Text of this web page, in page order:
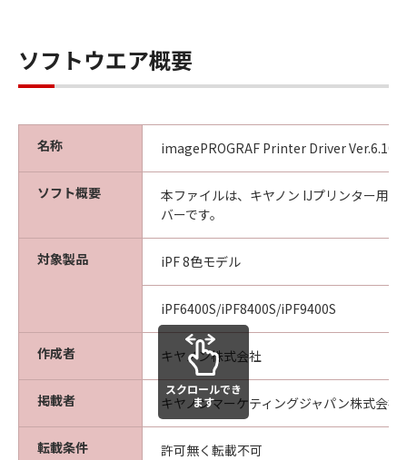
特定の目的への適合性の保証を含め、いかなる
保証も、明示たると黙示たるとを問わず一切し
(2) キヤノン、キヤノンの関連会社、それらの販
売代理店及び販売店は、「許諾ソフトウエア」
の使用または使用不能から生ずるいかなる損害
（逸失利益及びその他の派生的または付随的な
損害を含むがこれらに限定されない）につい
て、一切の責任を負わないものとします。例
え、キヤノン、キヤノンの関連会社、それらの
販売代理店及び販売店がかかる損害の可能性に
ついて知らされていた場合でも同様です。
(3) キヤノン、キヤノンの関連会社、それらの販
売代理店及び販売店は、「本ソフトウエア」の
使用に起因または関連してお客様と第三者との
間に生じたいかなる紛争についても、一切責任
を負わないものとします。
(4) 以上が、「本ソフトウエア」に関するキヤノ
ン、キヤノンの関連会社、それらの販売代理店
ソフトウエア概要
名称 imagePROGRAF Printer Driver Ver.6.10
ソフト概要
本ファイルは、キヤノン IJプリンター用
バーです。
対象製品 iPF 8色モデル
iPF6400S/iPF8400S/iPF9400S
作成者 キヤノン株式会社
掲載者 キヤノンマーケティングジャパン株式会社
転載条件 許可無く転載不可
スクロールでき
ます